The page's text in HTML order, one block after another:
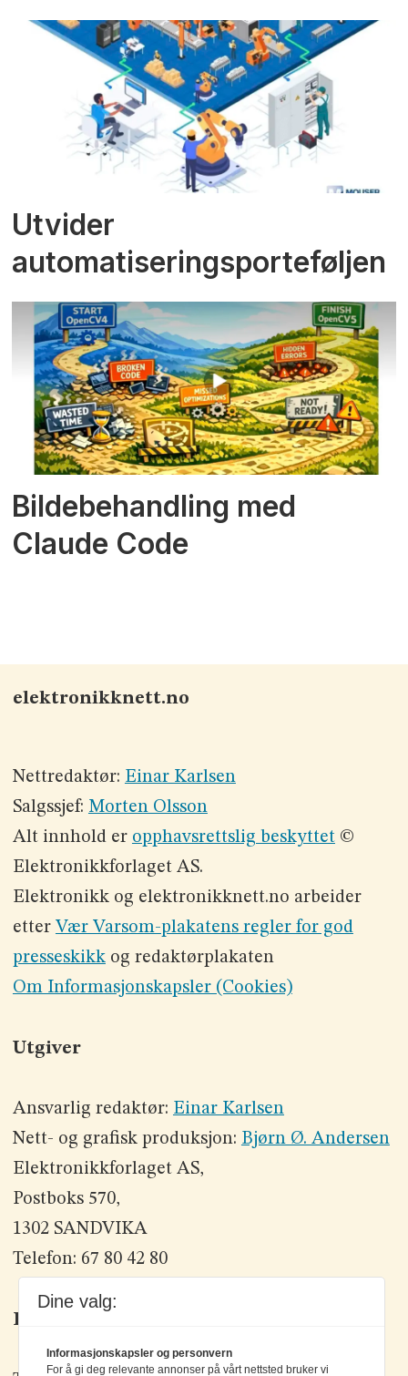
Utvider
automatiseringsporteføljen
Bildebehandling med
Claude Code
elektronikknett.no
Nettredaktør: Einar Karlsen
Salgssjef: Morten Olsson
Alt innhold er opphavsrettslig beskyttet©
Elektronikkforlaget AS.
Elektronikk og elektronikknett.no arbeider
etter Vær Varsom-plakatens regler for god
presseskikkog redaktørplakaten
Om Informasjonskapsler (Cookies)
Utgiver
Ansvarlig redaktør: Einar Karlsen
Nett- og grafisk produksjon: Bjørn Ø. Andersen
Elektronikkforlaget AS,
Postboks 570,
1302 SANDVIKA
Telefon: 67 80 42 80
Kontakt oss
Dine valg:
Informasjonskapsler og personvern
For å gi deg relevante annonser på vårt nettsted bruker vi